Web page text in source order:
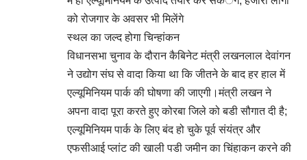
को रोजगार के अवसर भी मिलेंगे
स्थल का जल्द होगा चिन्हांकन
विधानसभा चुनाव के दौरान कैबिनेट मंत्री लखनलाल देवांगन
ने उद्योग संघ से वादा किया था कि जीतने के बाद हर हाल में
एल्यूमिनियम पार्क की घोषणा की जाएगी।मंत्री लखन ने
अपना वादा पूरा करते हुए कोरबा जिले को बडी सौगात दी है;
एल्यूमिनियम पार्क के लिए बंद हो चुके पूर्व संयंत्र और
एफसीआई प्लांट की खाली पडी जमीन का चिंहाकन करने की